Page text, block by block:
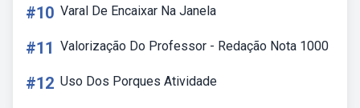
#10 Varal De Encaixar Na Janela
#11 Valorização Do Professor - Redação Nota 1000
#12 Uso Dos Porques Atividade